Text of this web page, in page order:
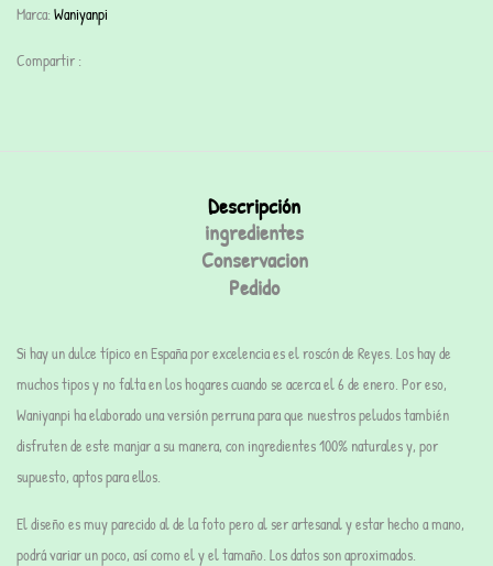
Marca: Waniyanpi
Compartir :
Descripción
ingredientes
Conservacion
Pedido
Si hay un dulce típico en España por excelencia es elroscón de Reyes . Los hay de
muchos tipos y no falta en los hogares cuando se acerca el 6 de enero. Por eso,
Waniyanpi ha elaborado una versión perruna para que nuestros peludos también
disfruten de este manjar a su manera, con ingredientes 100% naturales y, por
supuesto, aptos para ellos.
El diseño es muy parecido al de la foto pero al ser artesanal y estar hecho a mano,
podrá variar un poco, así como el y el tamaño. Los datos son aproximados.